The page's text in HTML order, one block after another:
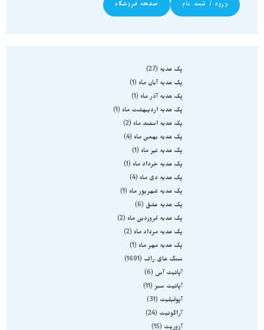
ورود / ثبت نام صفحه فروشگاه
پک هدیه
27
پک هدیه آبان ماه
1
پک هدیه آذر ماه
1
پک هدیه اردیبهشت ماه
1
پک هدیه اسفند ماه
2
پک هدیه بهمن ماه
4
پک هدیه تیر ماه
1
پک هدیه خرداد ماه
1
پک هدیه دی ماه
4
پک هدیه شهریور ماه
1
پک هدیه عشق
6
پک هدیه فروردین ماه
2
پک هدیه مرداد ماه
2
پک هدیه مهر ماه
1
سنگ های راف
1691
آپاتیت آبی
6
آپاتیت سبز 11
آپوفیلیت
31
آراگونیت
24
آزوریت
15